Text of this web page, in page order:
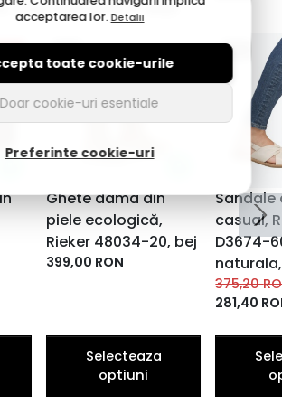
mai cumpără alții
Ghete dama din
piele ecologică,
Rieker 48034-20, bej
399,00 RON
Selecteaza
optiuni
Sandale
casual,
D3674-
375,20
281,40
acceptarea lor.Detalii
toate cookie-urile
Doar cookie-uri esentiale
Preferinte cookie-uri